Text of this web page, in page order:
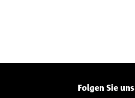
Folgen Sie uns